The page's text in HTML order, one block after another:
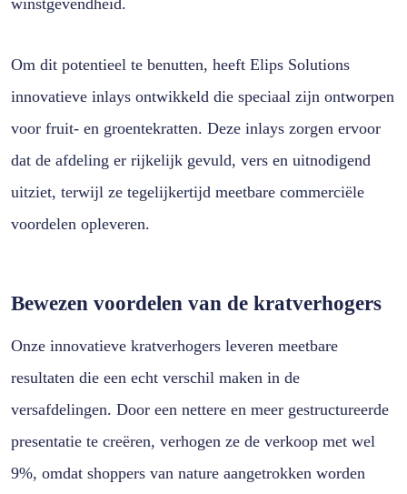
Om dit potentieel te benutten, heeft Elips Solutions
innovatieve inlays ontwikkeld die speciaal zijn ontworpen
voor fruit- en groentekratten. Deze inlays zorgen ervoor
dat de afdeling er rijkelijk gevuld, vers en uitnodigend
uitziet, terwijl ze tegelijkertijd meetbare commerciële
voordelen opleveren.
Bewezen voordelen van de kratverhogers
Onze innovatieve kratverhogers leveren meetbare
resultaten die een echt verschil maken in de
versafdelingen. Door een nettere en meer gestructureerde
presentatie te creëren, verhogen ze de verkoop met wel
9%, omdat shoppers van nature aangetrokken worden